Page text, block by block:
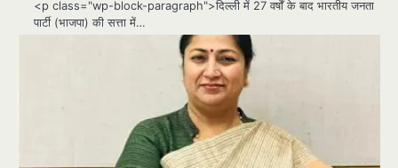
<p class="wp-block-paragraph">दिल्ली में 27 वर्षों के बाद भारतीय जनता
पार्टी (भाजपा) की सत्ता में…